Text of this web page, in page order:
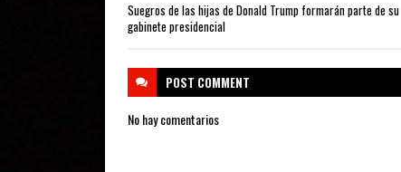
Suegros de las hijas de Donald Trump formarán parte de su
gabinete presidencial
POST COMMENT
No hay comentarios